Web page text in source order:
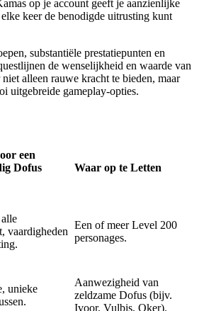
op je account geeft je aanzienlijke
keer de benodigde uitrusting kunt
substantiële prestatiepunten en
de wenselijkheid en waarde van
alleen rauwe kracht te bieden, maar
uitgebreide gameplay-opties.
een
Dofus
Waar op te Letten
vaardigheden
Een of meer Level 200
personages.
unieke
Aanwezigheid van
zeldzame Dofus (bijv.
Ivoor, Vulbis, Oker).